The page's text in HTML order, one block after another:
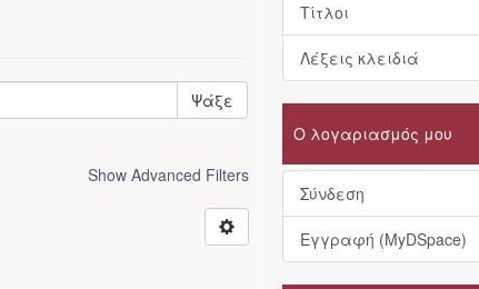
Ψάξε
Show Advanced Filters
Τίτλοι
Λέξεις κλειδιά
Ο λογαριασμός μου
Σύνδεση
Εγγραφή (MyDSpace)